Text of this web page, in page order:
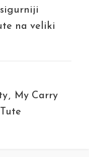
na veliki
, My Carry
Tute